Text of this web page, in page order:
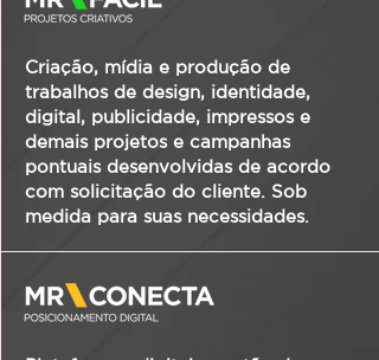
Criação, mídia e produção de
trabalhos de design, identidade,
digital, publicidade, impressos e
demais projetos e campanhas
pontuais desenvolvidas de acordo
com solicitação do cliente. Sob
medida para suas necessidades.